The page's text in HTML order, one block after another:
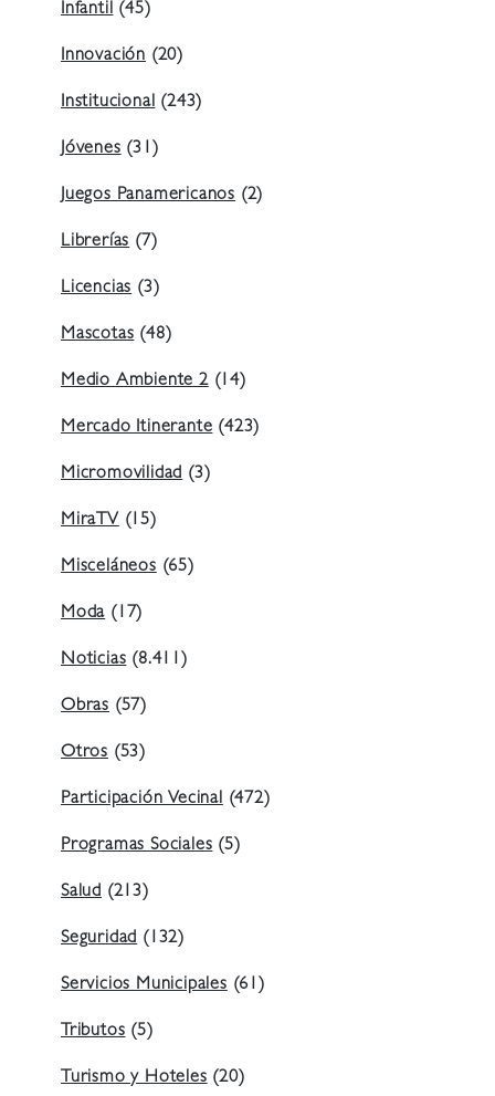
Infantil(45)
Innovación (20)
Institucional(243)
Jóvenes(31)
Juegos Panamericanos (2)
Librerías(7)
Licencias(3)
Mascotas(48)
Medio Ambiente 2(14)
Mercado Itinerante(423)
Micromovilidad(3)
MiraTV(15)
Misceláneos(65)
Moda(17)
Noticias(8.411)
Obras (57)
Otros (53)
Participación Vecinal(472)
Programas Sociales(5)
Salud (213)
Seguridad(132)
Servicios Municipales(61)
Tributos(5)
Turismo y Hoteles(20)